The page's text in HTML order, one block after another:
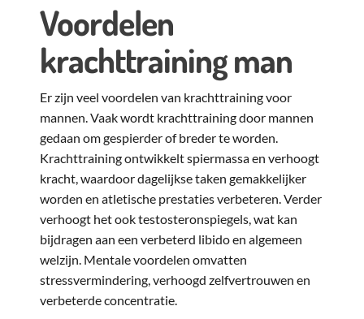
Voordelen
krachttraining man
Er zijn veel voordelen van krachttraining voor
mannen. Vaak wordt krachttraining door mannen
gedaan om gespierder of breder te worden.
Krachttraining ontwikkelt spiermassa en verhoogt
kracht, waardoor dagelijkse taken gemakkelijker
worden en atletische prestaties verbeteren. Verder
verhoogt het ook testosteronspiegels, wat kan
bijdragen aan een verbeterd libido en algemeen
welzijn. Mentale voordelen omvatten
stressvermindering, verhoogd zelfvertrouwen en
verbeterde concentratie.